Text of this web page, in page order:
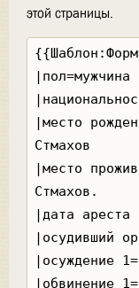
этой страницы.